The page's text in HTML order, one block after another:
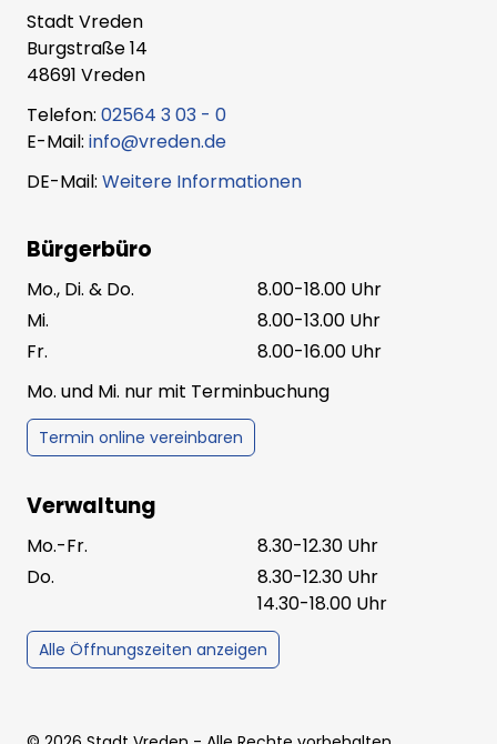
Stadt Vreden
Burgstraße 14
48691 Vreden
Telefon: 02564 3 03 - 0
E-Mail: info@vreden.de
DE-Mail: Weitere Informationen
Bürgerbüro
Mo., Di. & Do.
8.00-18.00 Uhr
Mi.
8.00-13.00 Uhr
Fr.
8.00-16.00 Uhr
Mo. und Mi. nur mit Terminbuchung
Termin online vereinbaren
Verwaltung
Mo.-Fr.
8.30-12.30 Uhr
Do.
8.30-12.30 Uhr
14.30-18.00 Uhr
Alle Öffnungszeiten anzeigen